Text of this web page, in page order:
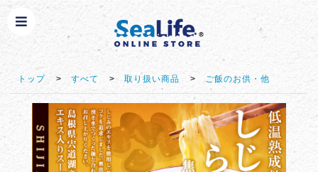
トップ > すべて > 取り扱い商品 > ご飯のお供・他